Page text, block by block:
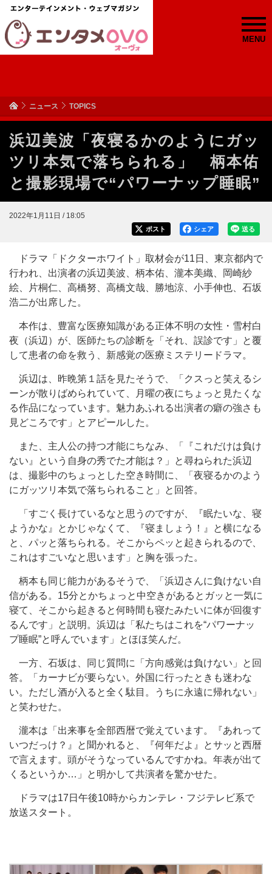
MENU
ニュース TOPICS
浜辺美波「夜寝るかのようにガッ
ツリ本気で落ちられる」 柄本佑
と撮影現場で“パワーナップ睡眠”
2022年1月11日 / 18:05
送る
シェア
ポスト
ドラマ「ドクターホワイト」取材会が11日、東京都内で
行われ、出演者の浜辺美波、柄本佑、瀧本美織、岡崎紗
絵、片桐仁、高橋努、高橋文哉、勝地涼、小手伸也、石坂
浩二が出席した。
本作は、豊富な医療知識がある正体不明の女性・雪村白
夜（浜辺）が、医師たちの診断を「それ、誤診です」と覆
して患者の命を救う、新感覚の医療ミステリードラマ。
浜辺は、昨晩第１話を見たそうで、「クスっと笑えるシ
ーンが散りばめられていて、月曜の夜にちょっと見たくな
る作品になっています。魅力あふれる出演者の癖の強さも
見どころです」とアピールした。
また、主人公の持つ才能にちなみ、「『これだけは負け
ない』という自身の秀でた才能は？」と尋ねられた浜辺
は、撮影中のちょっとした空き時間に、「夜寝るかのよう
にガッツリ本気で落ちられること」と回答。
「すごく長けているなと思うのですが、『眠たいな、寝
ようかな』とかじゃなくて、『寝ましょう！』と横になる
と、パッと落ちられる。そこからペッと起きられるので、
これはすごいなと思います」と胸を張った。
柄本も同じ能力があるそうで、「浜辺さんに負けない自
信がある。15分とかちょっと中空きがあるとガッと一気に
寝て、そこから起きると何時間も寝たみたいに体が回復す
るんです」と説明。浜辺は「私たちはこれを“パワーナッ
プ睡眠”と呼んでいます」とほほ笑んだ。
一方、石坂は、同じ質問に「方向感覚は負けない」と回
答。「カーナビが要らない。外国に行ったときも迷わな
い。ただし酒が入ると全く駄目。うちに永遠に帰れない」
と笑わせた。
瀧本は「出来事を全部西暦で覚えています。『あれって
いつだっけ？』と聞かれると、『何年だよ』とサッと西暦
で言えます。頭がそうなっているんですかね。年表が出て
くるというか…」と明かして共演者を驚かせた。
ドラマは17日午後10時からカンテレ・フジテレビ系で
放送スタート。